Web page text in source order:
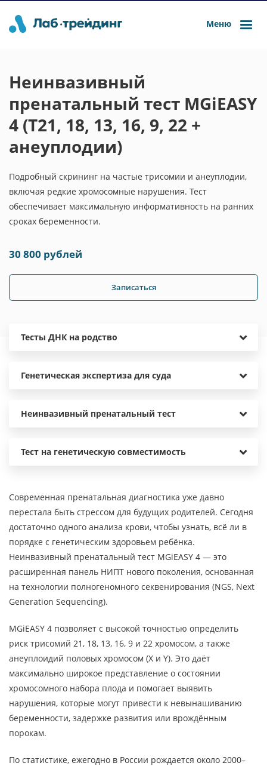
Меню
Неинвазивный
пренатальный тест MGiEASY
4 (Т21, 18, 13, 16, 9, 22 +
анеуплодии)
Подробный скрининг на частые трисомии и анеуплодии,
включая редкие хромосомные нарушения. Тест
обеспечивает максимальную информативность на ранних
сроках беременности.
30 800 рублей
Записаться
Тесты ДНК на родство
Генетическая экспертиза для суда
Неинвазивный пренатальный тест
Тест на генетическую совместимость
Современная пренатальная диагностика уже давно
перестала быть стрессом для будущих родителей. Сегодня
достаточно одного анализа крови, чтобы узнать, всё ли в
порядке с генетическим здоровьем ребёнка.
Неинвазивный пренатальный тест MGiEASY 4 — это
расширенная панель НИПТ нового поколения, основанная
на технологии полногеномного секвенирования (NGS, Next
Generation Sequencing).
MGiEASY 4 позволяет с высокой точностью определить
риск трисомий 21, 18, 13, 16, 9 и 22 хромосом, а также
анеуплоидий половых хромосом (X и Y). Это даёт
максимально широкое представление о состоянии
хромосомного набора плода и помогает выявить
нарушения, которые могут привести к невынашиванию
беременности, задержке развития или врождённым
порокам.
По статистике, ежегодно в России рождается около 2000–